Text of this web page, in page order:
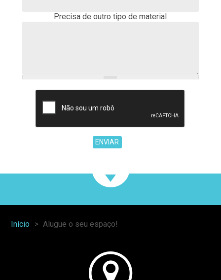
Precisa de outro tipo de material
You
Início Alugue o seu espaço!